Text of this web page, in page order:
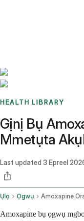
HEALTH LIBRARY
Gịnị Bụ
Mmetụta
Last updated 3 Epreel
Ụlọ Ọgwụ Amoxapine
Amoxapine bụ ọgwụ